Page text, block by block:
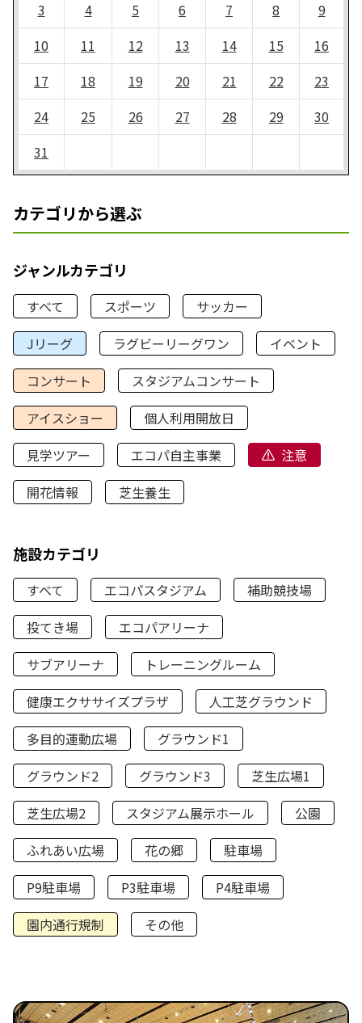
3
4 5 6 7 8
9
10
11 12 13 14 15
16
17
18 19 20 21 22
23
24
25 26 27 28 29
30
31
カテゴリから選ぶ
ジャンルカテゴリ
すべて スポーツ
サッカー
Jリーグ
ラグビーリーグワン
イベント
コンサート
スタジアムコンサート
アイスショー
個人利用開放日
見学ツアー
エコパ自主事業
注意
開花情報
芝生養生
施設カテゴリ
すべて エコパスタジアム
補助競技場
投てき場
エコパアリーナ
サブアリーナ
トレーニングルーム
健康エクササイズプラザ
人工芝グラウンド
多目的運動広場
グラウンド1
グラウンド2
グラウンド3
芝生広場1
芝生広場2
スタジアム展示ホール
公園
ふれあい広場
花の郷
駐車場
P9駐車場
P3駐車場
P4駐車場
園内通行規制
その他